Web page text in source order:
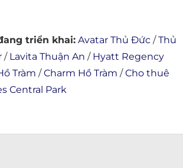
triển khai: Avatar Thủ Đức /Thủ
/ Lavita Thuận An / Hyatt Regency
Tràm /Charm Hồ Tràm /Cho thuê
Central Park